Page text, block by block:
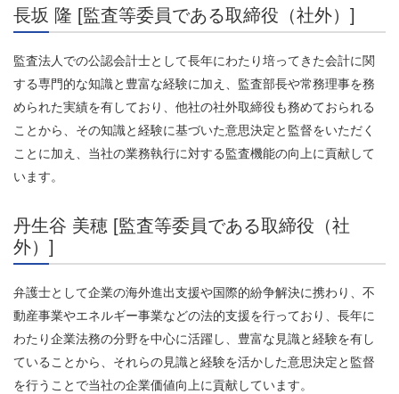
長坂 隆 [監査等委員である取締役（社外）]
監査法人での公認会計士として長年にわたり培ってきた会計に関
する専門的な知識と豊富な経験に加え、監査部長や常務理事を務
められた実績を有しており、他社の社外取締役も務めておられる
ことから、その知識と経験に基づいた意思決定と監督をいただく
ことに加え、当社の業務執行に対する監査機能の向上に貢献して
います。
丹生谷 美穂 [監査等委員である取締役（社
外）]
弁護士として企業の海外進出支援や国際的紛争解決に携わり、不
動産事業やエ​ネルギー事業などの法的支援を行っており、長年に
わたり企業法務の分野を中心に活躍し、豊富な見識と経験を有し
ていることから、それらの見識と経験を活かした意思決定と監督
を行うことで当社の企業価値向上に貢献しています。